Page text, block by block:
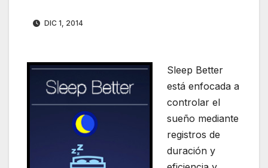
DIC 1, 2014
Sleep Better
está enfocada a
controlar el
sueño mediante
registros de
duración y